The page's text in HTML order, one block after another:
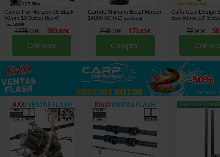
Canne Fox Horizon X5 Black
50mm 13' 3.5lbs (les 4)
[esc18039]
1276,00€ 989,92€
Comprar
Carrete Shimano Beast Master
14000 XC (x2)
[esc17216]
218,00€ 172,61€
Comprar
Caña Carp Design
Evo 50mm 13'
76,90€ 58
hasta
-50%
Ver todo »